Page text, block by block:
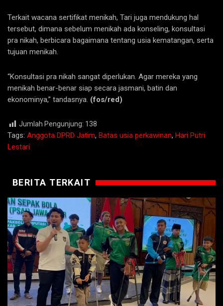
Terkait wacana sertifikat menikah, Tari juga mendukung hal
tersebut, dimana sebelum menikah ada konseling, konsultasi
pra nikah, berbicara bagaimana tentang usia kematangan, serta
tujuan menikah.
“Konsultasi pra nikah sangat diperlukan. Agar mereka yang
menikah benar-benar siap secara jasmani, batin dan
ekonominya,” tandasnya. (fos/red)
Jumlah Pengunjung: 138
Tags: Anggota DPRD Jatim, Batas usia perkawinan, Hari Putri
Lestari
BERITA TERKAIT